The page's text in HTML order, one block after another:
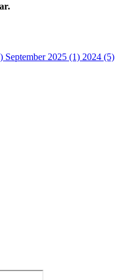
September 2025 (1) 2024 (5)